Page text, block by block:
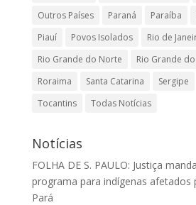
Outros Países
Paraná Paraíba
Piauí
Povos Isolados
Rio de
Rio Grande do Norte
Rio Grande do
Roraima
Santa Catarina Sergipe
Tocantins
Todas Notícias
Notícias
FOLHA DE S. PAULO: Justiça
programa para indígenas afetados
Pará